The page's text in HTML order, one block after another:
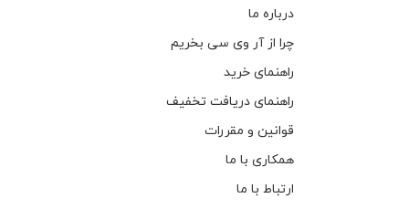
درباره ما
چرا از آر وی سی بخریم
راهنمای خرید
راهنمای دریافت تخفیف
قوانین و مقررات
همکاری با ما
ارتباط با ما